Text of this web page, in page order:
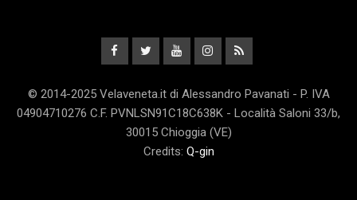
© 2014-2025 Velaveneta.it di Alessandro Pavanati - P. IVA
04904710276 C.F. PVNLSN91C18C638K - Località Saloni 33/b,
30015 Chioggia (VE)
Credits: Q-gin